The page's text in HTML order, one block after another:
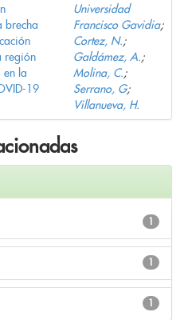
brecha
región
en la
19
Universidad
Francisco Gavidia;
Cortez, N.;
Galdámez, A.;
Molina, C.;
Serrano, G;
Villanueva, H.
1
1
1